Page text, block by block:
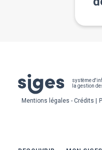
système
la gestion
Pied
de
page
Mentions légales - Crédits